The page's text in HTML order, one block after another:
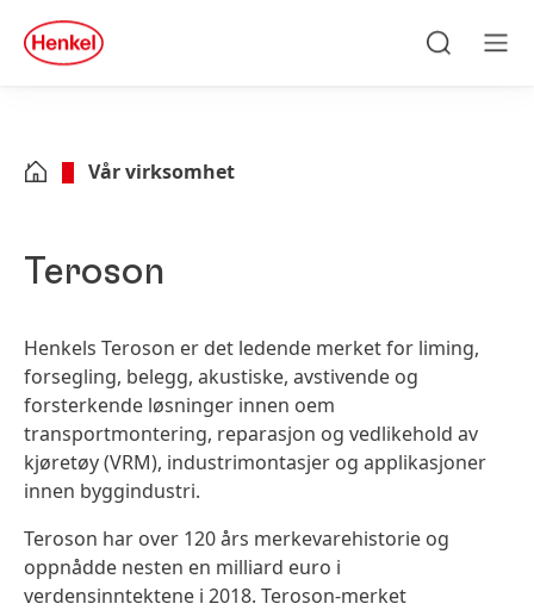
Skip to footer
quick
search
Vår virksomhet
Teroson
Henkels Teroson er det ledende merket for liming,
forsegling, belegg, akustiske, avstivende og
forsterkende løsninger innen oem
transportmontering, reparasjon og vedlikehold av
kjøretøy(VRM), industrimontasjer og applikasjoner
innen byggindustri.
Teroson har over 120 års merkevarehistorie og
oppnådde nesten en milliard euro i
verdensinntektene i 2018. Teroson-merket